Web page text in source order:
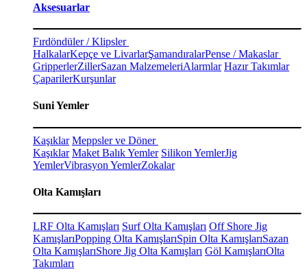
Aksesuarlar
Fırdöndüler / Klipsler
HalkalarKepçe ve LivarlarŞamandıralarPense / Makaslar
GripperlerZillerSazan MalzemeleriAlarmlar Hazır Takımlar
ÇaparilerKurşunlar
Suni Yemler
Kaşıklar Meppsler ve Döner
Kaşıklar Maket Balık Yemler Silikon YemlerJig
YemlerVibrasyon YemlerZokalar
Olta Kamışları
LRF Olta Kamışları Surf Olta Kamışları Off Shore Jig
KamışlarıPopping Olta KamışlarıSpin Olta KamışlarıSazan
Olta KamışlarıShore Jig Olta Kamışları Göl KamışlarıOlta
Takımları